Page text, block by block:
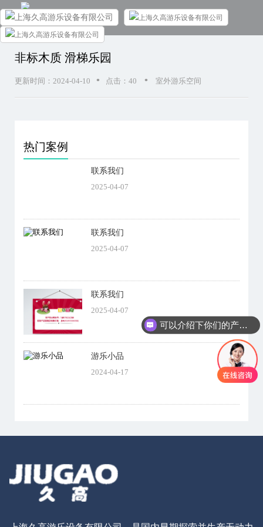
非标木质 滑梯乐园
更新时间：2024-04-10 • 点击： 40 • 室外游乐空间
热门案例
联系我们
2025-04-07
联系我们
2025-04-07
联系我们
2025-04-07
游乐小品
2024-04-17
可以介绍下你们的产品么
你们是怎么收费的呢